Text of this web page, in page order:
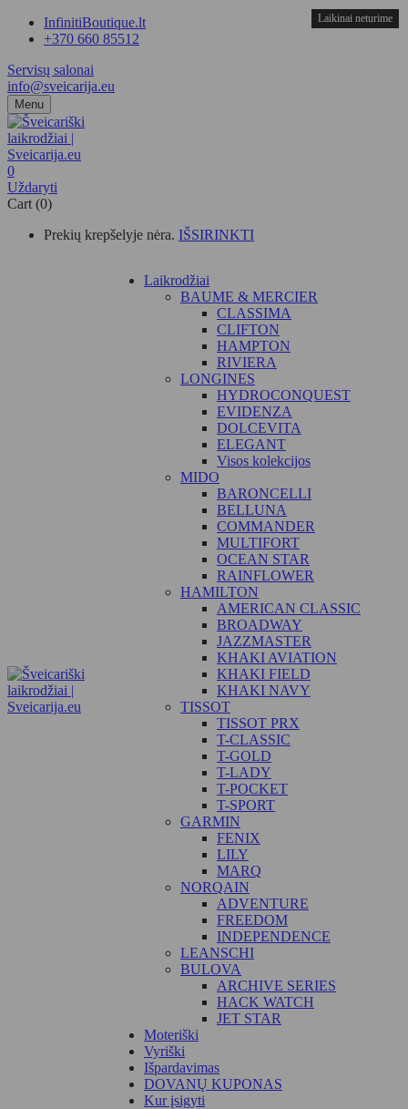
InfinitiBoutique.lt
+370 660 85512
Servisų salonai
info@sveicarija.eu
Menu
0
Uždaryti
Cart (0)
Prekių krepšelyje nėra. IŠSIRINKTI
Laikrodžiai
BAUME & MERCIER
CLASSIMA
CLIFTON
HAMPTON
RIVIERA
LONGINES
HYDROCONQUEST
EVIDENZA
DOLCEVITA
ELEGANT
Visos kolekcijos
MIDO
BARONCELLI
BELLUNA
COMMANDER
MULTIFORT
OCEAN STAR
RAINFLOWER
HAMILTON
AMERICAN CLASSIC
BROADWAY
JAZZMASTER
KHAKI AVIATION
KHAKI FIELD
KHAKI NAVY
TISSOT
TISSOT PRX
T-CLASSIC
T-GOLD
T-LADY
T-POCKET
T-SPORT
GARMIN
FENIX
LILY
MARQ
NORQAIN
ADVENTURE
FREEDOM
INDEPENDENCE
LEANSCHI
BULOVA
ARCHIVE SERIES
HACK WATCH
JET STAR
Moteriški
Vyriški
Išpardavimas
DOVANŲ KUPONAS
Kur įsigyti
Laikinai neturime
Laikinai neturime
Laikinai neturime